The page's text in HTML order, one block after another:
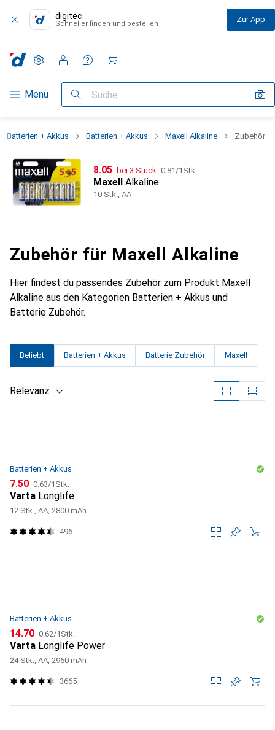
digitec
Schneller finden und bestellen Zur App
Navigation nach Kategorien
Menü Suche
Einstellungen
Kundenkonto
Vergleichslisten
Merklisten
Warenkorb
Batterien + Akkus Batterien + Akkus Maxell Alkaline Zubehör
CHF
8.05 bei 3 Stück CHF
0.81 /1Stk.
Maxell Alkaline
10 Stk., AA
Zubehör für Maxell Alkaline
Hier findest du passendes Zubehör zum Produkt Maxell
Alkaline aus den Kategorien Batterien + Akkus und
Batterie Zubehör.
Beliebt Batterien + Akkus Batterie Zubehör Maxell
Relevanz
Batterien + Akkus
CHF
7.50 CHF
0.63/1Stk.
Varta Longlife
12 Stk., AA, 2800 mAh
496
Batterien + Akkus
CHF
14.70 CHF
0.62/1Stk.
Varta Longlife Power
24 Stk., AA, 2960 mAh
3665